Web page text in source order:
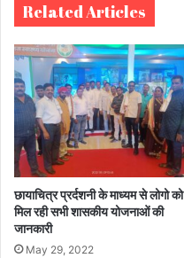
Related Articles
छायाचित्र प्रर्दशनी के माध्यम से लोगो को
मिल रही सभी शासकीय योजनाओं की
जानकारी
May 29, 2022